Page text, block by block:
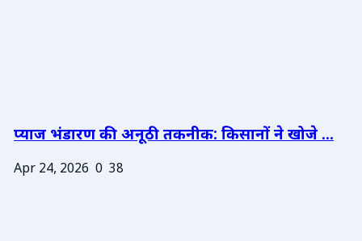
प्याज भंडारण की अनूठी तकनीक: किसानों ने खोजे ...
Apr 24, 2026 0 38